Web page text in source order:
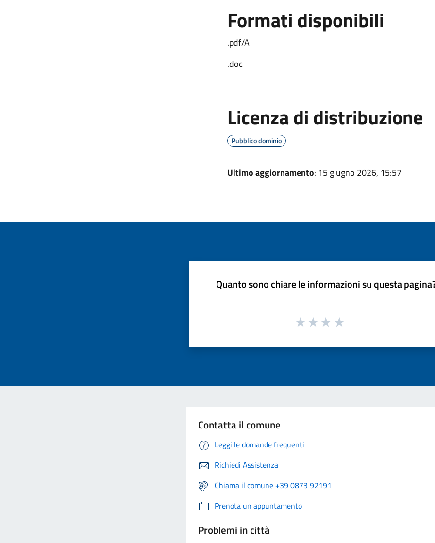
Formati disponibili
.pdf/A
.doc
Licenza di distribuzione
Pubblico dominio
Ultimo aggiornamento: 15 giugno 2026, 15:57
Quanto sono chiare le informazioni su questa
Contatta il comune
Leggi le domande frequenti
Richiedi Assistenza
Chiama il comune +39 0873 92191
Prenota un appuntamento
Problemi in città